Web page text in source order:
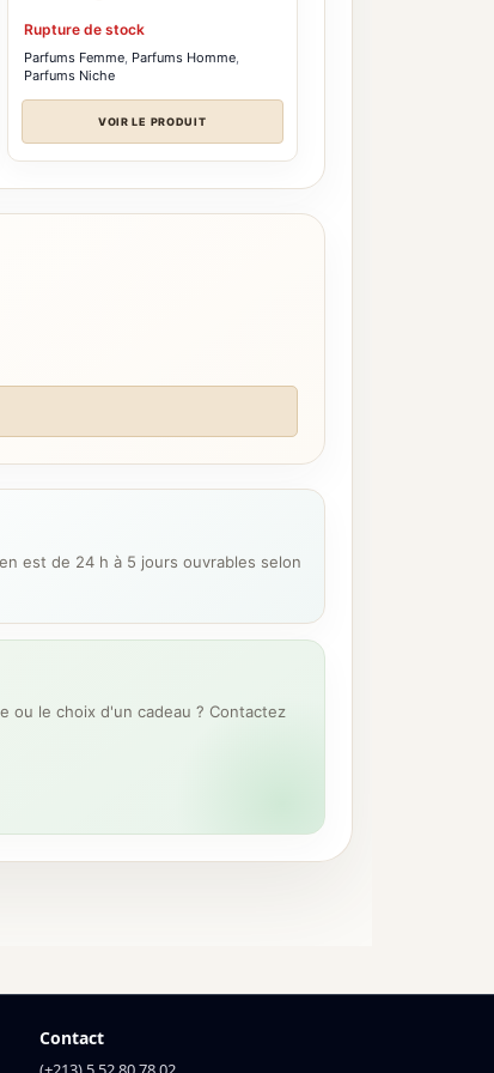
Rupture de stock
Parfums Femme, Parfums Homme,
Parfums Niche
VOIR LE PRODUIT
est de 24 h à 5 jours ouvrables selon
ou le choix d'un cadeau ? Contactez
Contact